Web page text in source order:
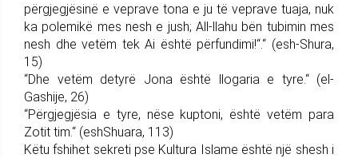
përgjegjësinë e veprave tona e ju të veprave tuaja, nuk
ka polemikë mes nesh e jush; All-llahu bën tubimin mes
nesh dhe vetëm tek Ai është përfundimi!“.“ (esh-Shura,
15)
“Dhe vetëm detyrë Jona është llogaria e tyre.“ (el-
Gashije, 26)
“Përgjegjësia e tyre, nëse kuptoni, është vetëm para
Zotit tim.“ (eshShuara, 113)
Këtu fshihet sekreti pse Kultura Islame është një shesh i